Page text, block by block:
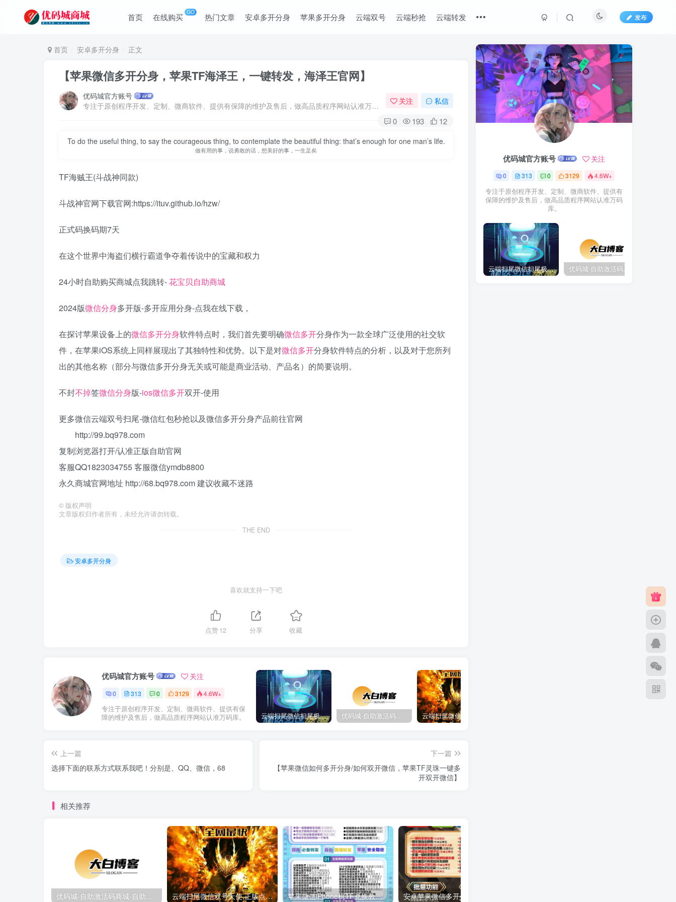
首页 在线购买 GO 热门文章 安卓多开分身 苹果多开分身 云端双号 云端秒抢 云端转发 发布
首页 安卓多开分身 正文
【苹果微信多开分身，苹果TF海泽王，一键转发，海泽王官网】
优码城官方账号
专注于原创程序开发、定制、微商软件、提供有保障的维护及售后，做高品质程序网站认准万码库。
关注 私信
0 193 12
To do the useful thing, to say the courageous thing, to contemplate the beautiful thing: that’s enough for one man’s life.
做有用的事，说勇敢的话，想美好的事，一生足矣
TF海贼王(斗战神同款)
斗战神官网下载官网:https://ituv.github.io/hzw/
正式码换码期7天
在这个世界中海盗们横行霸道争夺着传说中的宝藏和权力
24小时自助购买商城点我跳转-花宝贝自助商城
2024版微信分身多开版-多开应用分身-点我在线下载，
在探讨苹果设备上的微信多开分身软件特点时，我们首先要明确微信多开分身作为一款全球广泛使用的社交软
件，在苹果iOS系统上同样展现出了其独特性和优势。以下是对微信多开分身软件特点的分析，以及对于您所列
出的其他名称（部分与微信多开分身无关或可能是商业活动、产品名）的简要说明。
不封不掉签微信分身版-ios微信多开双开-使用
更多微信云端双号扫尾-微信红包秒抢以及微信多开分身产品前往官网
http://99.bq978.com
复制浏览器打开/认准正版自助官网
客服QQ1823034755 客服微信ymdb8800
永久商城官网地址 http://68.bq978.com 建议收藏不迷路
© 版权声明
文章版权归作者所有，未经允许请勿转载。
THE END
安卓多开分身
喜欢就支持一下吧
点赞12 分享 收藏
优码城官方账号 关注
0 313 0 3129 4.6W+
专注于原创程序开发、定制、微商软件、提供有保
障的维护及售后，做高品质程序网站认准万码库。
云端扫尾微信扫尾极光,天使,格力,新百伦双号正版点数点卡授权充值
上一篇
选择下面的联系方式联系我吧！分别是、QQ、微信，68
下一篇
【苹果微信如何多开分身/如何双开微信，苹果TF灵珠一键多
开双开微信】
相关推荐
优码城-自助激活码商城-自助购卡点击-激活码24小时自助发卡地址 云端扫尾微信双号天使,正版点数点卡激活码1500-1000点授权充值！ 苹果微信iPhone机TF兑换教程。微信/应用分身/双开多开 #iPhone微信 #玩机技巧
优码城官方账号 关注
0 313 0 3129 4.6W+
专注于原创程序开发、定制、微商软件、提供有
保障的维护及售后，做高品质程序网站认准万码
库。
云端扫尾微信扫尾极光,天使,格力,新百伦双号正版点数点卡授权充值 优码城-自助激活码商城-自助购卡点击-激活码24小时自助发卡地址